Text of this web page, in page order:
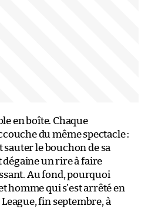
en boîte. Chaque
du même spectacle :
le bouchon de sa
un rire à faire
Au fond, pourquoi
homme qui s’est arrêté en
fin septembre, à